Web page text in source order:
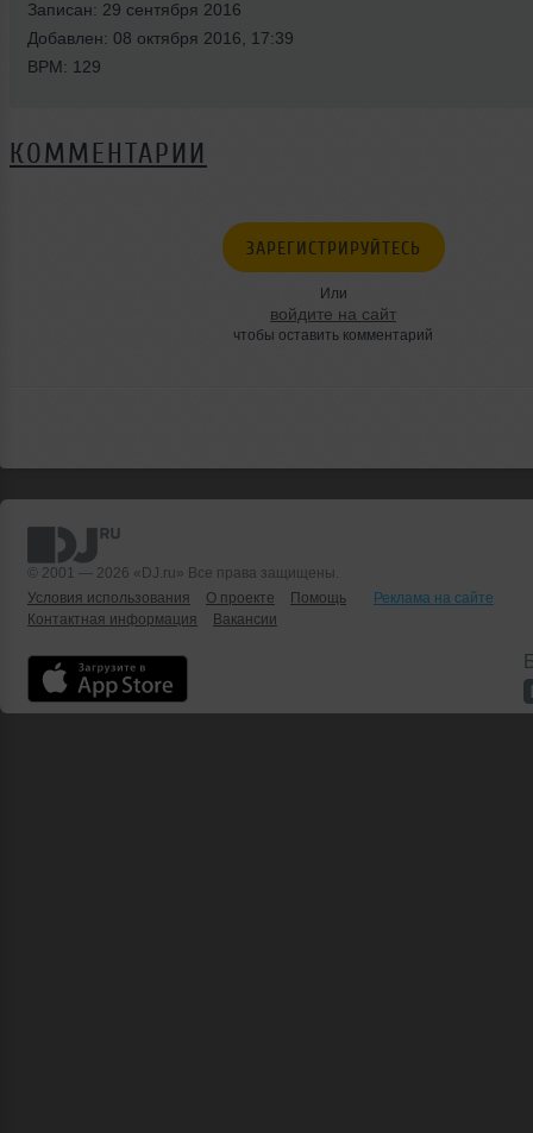
Записан: 29 сентября 2016
Добавлен: 08 октября 2016, 17:39
BPM: 129
КОММЕНТАРИИ
ЗАРЕГИСТРИРУЙТЕСЬ
Или
войдите на сайт
чтобы оставить комментарий
© 2001 — 2026 «DJ.ru» Все права защищены.
Условия использования
О проекте Помощь
Реклама на сайте
Контактная информация
Вакансии